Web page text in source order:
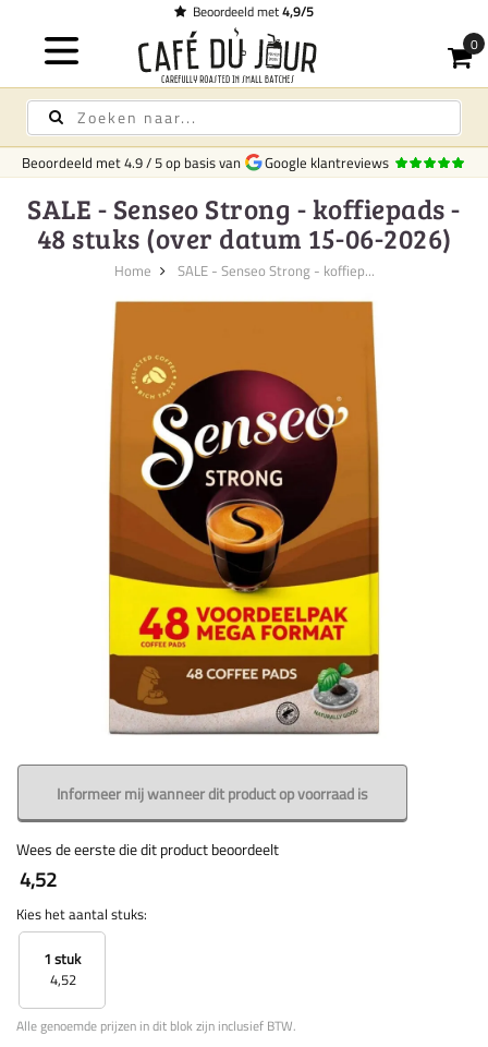
Beoordeeld met4,9/5
Beoordeeld met4.9/5op basis van Google klantreviews
SALE - Senseo Strong - koffiepads -
48 stuks (over datum 15-06-2026)
Home SALE - Senseo Strong - koffiep...
Informeer mij wanneer dit product op voorraad is
Wees de eerste die dit product beoordeelt
4,52
Kies het aantal stuks:
1 stuk
4,52
Alle genoemde prijzen in dit blok zijn inclusief BTW.